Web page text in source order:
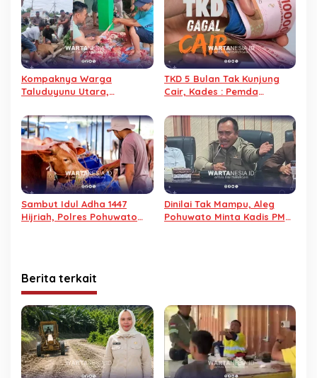
Kompaknya Warga
Taluduyunu Utara,
Iduladha 2026
TKD 5 Bulan Tak Kunjung
Cair, Kades : Pemda
Sambut Idul Adha 1447
Hijriah, Polres Pohuwato
Dinilai Tak Mampu, Aleg
Pohuwato Minta Kadis PMD
Berita terkait